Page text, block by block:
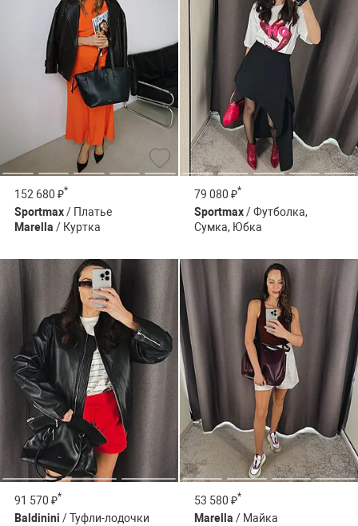
152 680 ₽*
Sportmax/ Платье
Marella / Куртка
79 080 ₽*
Sportmax/ Футболка,
Сумка, Юбка
91 570 ₽*
Baldinini / Туфли-лодочки
53 580 ₽*
Marella / Майка